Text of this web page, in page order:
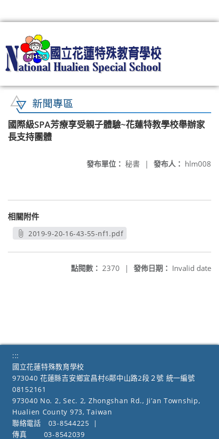
新聞專區
國際級SPA芳療享受親子體驗~花蓮特教學校舉辦家
長支持團體
發布人： hlm008
發布單位： 秘書 |
相關附件
2019-9-20-16-43-55-nf1.pdf
發佈日期： Invalid date
點閱數： 2370 |
:::
國立花蓮特殊教育學校
973040 花蓮縣吉安鄉宜昌村6鄰中山路2段２號 統一編號
08152161
973040 No. 2, Sec. 2, Zhongshan Rd., Ji’an Township,
Hualien County 973, Taiwan
聯絡電話
03-8544225
|
傳真
03-8542039